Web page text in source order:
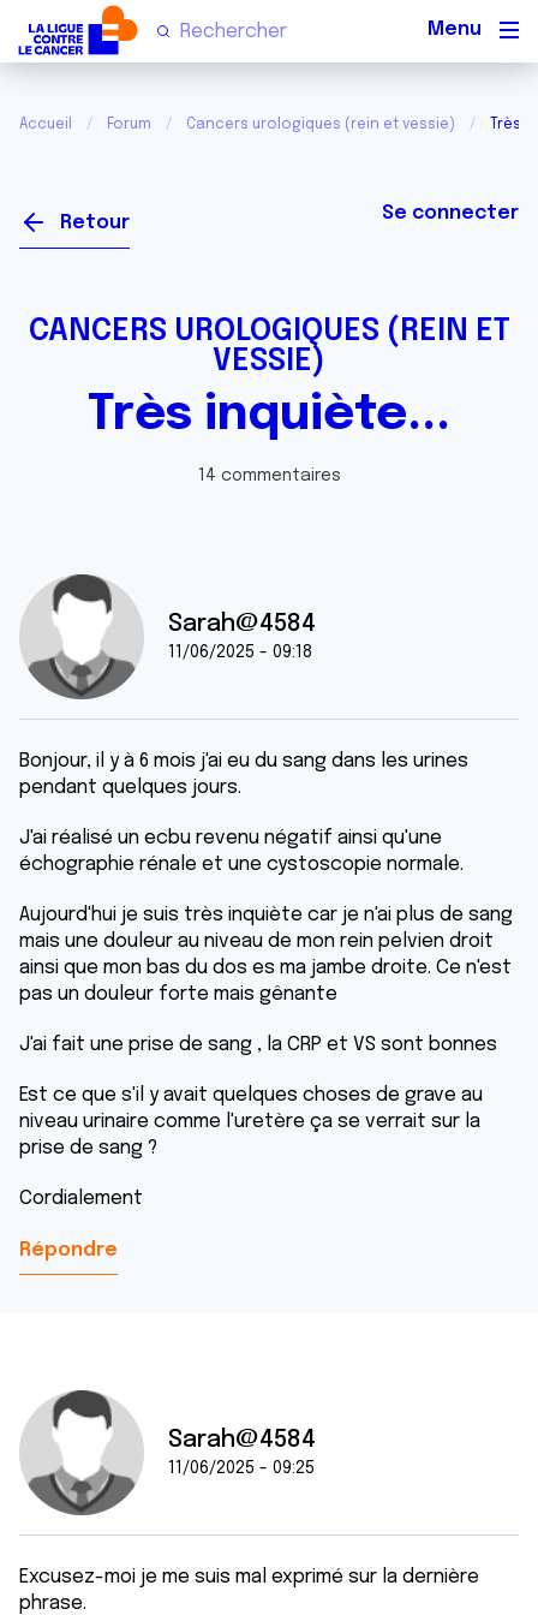
Accueil Forum Cancers urologiques (rein et vessie) Très
Retour Se connecter
CANCERS UROLOGIQUES (REIN ET
VESSIE)
Très inquiète...
14 commentaires
Sarah@4584
11/06/2025 - 09:18
Bonjour, il y à 6 mois j'ai eu du sang dans les urines
pendant quelques jours.
J'ai réalisé un ecbu revenu négatif ainsi qu'une
échographie rénale et une cystoscopie normale.
Aujourd'hui je suis très inquiète car je n'ai plus de sang
mais une douleur au niveau de mon rein pelvien droit
ainsi que mon bas du dos es ma jambe droite. Ce n'est
pas un douleur forte mais gênante
J'ai fait une prise de sang , la CRP et VS sont bonnes
Est ce que s'il y avait quelques choses de grave au
niveau urinaire comme l'uretère ça se verrait sur la
prise de sang ?
Cordialement
Répondre
Sarah@4584
11/06/2025 - 09:25
Excusez-moi je me suis mal exprimé sur la dernière
phrase.